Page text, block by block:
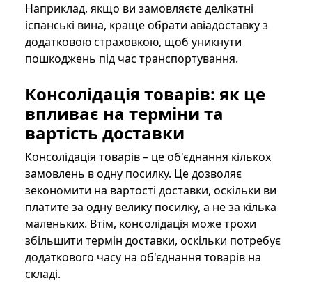
Наприклад, якщо ви замовляєте делікатні
іспанські вина, краще обрати авіадоставку з
додатковою страховкою, щоб уникнути
пошкоджень під час транспортування.
Консолідація товарів: як це
впливає на терміни та
вартість доставки
Консолідація товарів – це об'єднання кількох
замовлень в одну посилку. Це дозволяє
зекономити на вартості доставки, оскільки ви
платите за одну велику посилку, а не за кілька
маленьких. Втім, консолідація може трохи
збільшити термін доставки, оскільки потребує
додаткового часу на об'єднання товарів на
складі.